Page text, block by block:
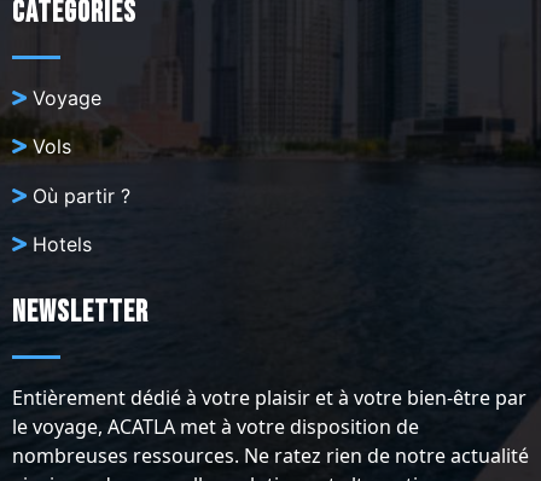
Catégories
Voyage
Vols
Où partir ?
Hotels
Newsletter
Entièrement dédié à votre plaisir et à votre bien-être par
le voyage, ACATLA met à votre disposition de
nombreuses ressources. Ne ratez rien de notre actualité